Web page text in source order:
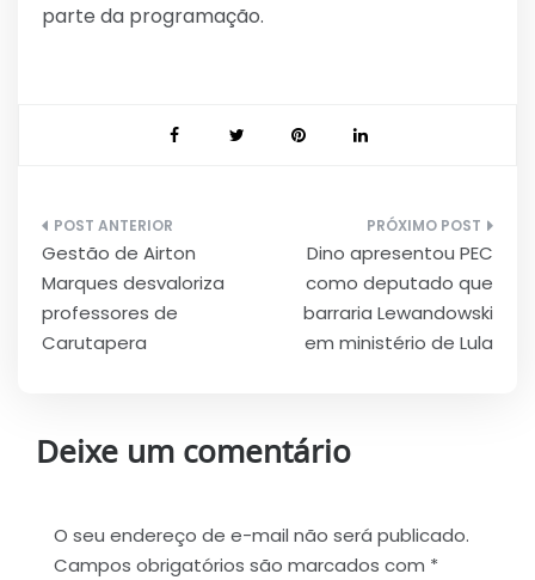
parte da programação.
Navegação
de
Post
Gestão de Airton
Marques desvaloriza
professores de
Carutapera
Dino apresentou PEC
como deputado que
barraria Lewandowski
em ministério de Lula
Deixe um comentário
O seu endereço de e-mail não será publicado.
Campos obrigatórios são marcados com *